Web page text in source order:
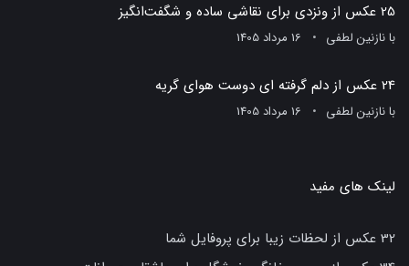
25 عکس از ونزدی برای نقاشی ساده و شگفت‌انگیز
بانازنین لطفی 16 مرداد 1405
24 عکس از دلم گرفته ای دوست هوای گریه
بانازنین لطفی 16 مرداد 1405
لینک های مفید
32 عکس از لحظات زیبا برای پروفایل شما